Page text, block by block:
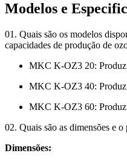
Modelos e
01. Quais são os modelos
capacidades de produção de
MKC K-OZ3 20: Produz
MKC K-OZ3 40: Produz
MKC K-OZ3 60: Produz
02. Quais são as dimensões e
Dimensões: